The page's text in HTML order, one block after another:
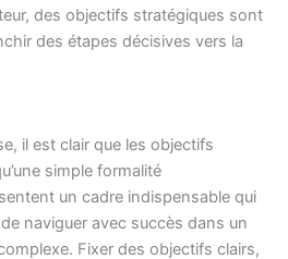
des objectifs stratégiques sont
des étapes décisives vers la
il est clair que les objectifs
simple formalité
un cadre indispensable qui
naviguer avec succès dans un
Fixer des objectifs clairs,